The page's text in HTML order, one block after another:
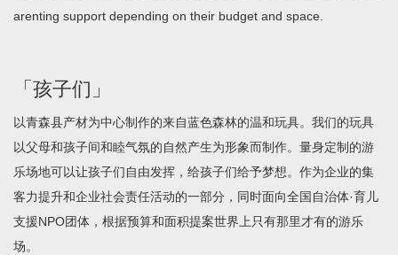
arenting support depending on their budget and space.
「孩子们」
以青森县产材为中心制作的来自蓝色森林的温和玩具。我们的玩具
以父母和孩子间和睦气氛的自然产生为形象而制作。量身定制的游
乐场地可以让孩子们自由发挥，给孩子们给予梦想。作为企业的集
客力提升和企业社会责任活动的一部分，同时面向全国自治体·育儿
支援NPO团体，根据预算和面积提案世界上只有那里才有的游乐
场。